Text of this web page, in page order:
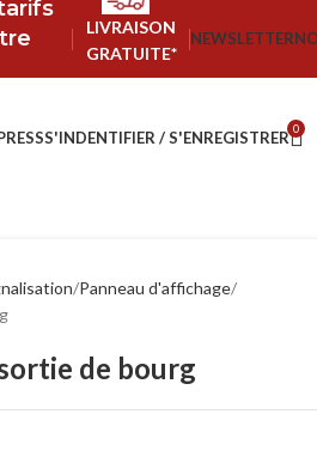
LIVRAISON
GRATUITE*
NEWSLETTER
S'INDENTIFIER / S'ENREGISTRER 0
Panneau d'affichage
de bourg